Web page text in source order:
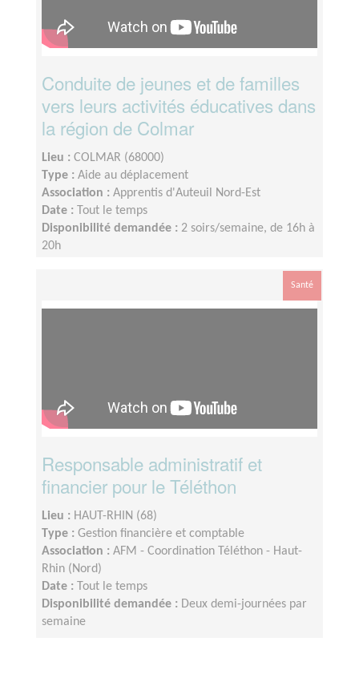
Conduite de jeunes et de familles
vers leurs activités éducatives dans
la région de Colmar
Lieu : COLMAR (68000)
Type : Aide au déplacement
Association : Apprentis d'Auteuil Nord-Est
Date :
Tout le temps
Disponibilité demandée : 2 soirs/semaine, de 16h à
20h
Santé
Responsable administratif et
financier pour le Téléthon
Lieu : HAUT-RHIN (68)
Type : Gestion financière et comptable
Association : AFM - Coordination Téléthon - Haut-
Rhin (Nord)
Date :
Tout le temps
Disponibilité demandée : Deux demi-journées par
semaine